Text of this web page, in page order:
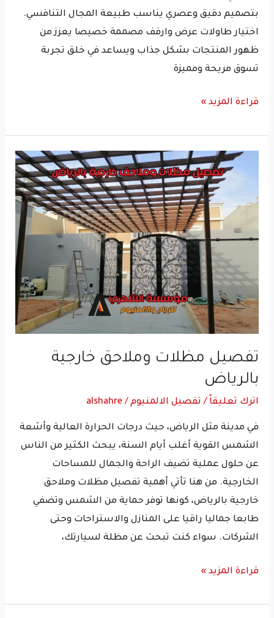
بتصميم دقيق وعصري يناسب طبيعة المجال التنافسي.
اختيار طاولات عرض وارفف مصممة خصيصا يعزز من
ظهور المنتجات بشكل جذاب ويساعد في خلق تجربة
تسوق مريحة ومميزة
قراءة المزيد »
تفصيل مظلات وملاحق خارجية
بالرياض
اترك تعليقاً / تفصيل الالمنيوم /
alshahre
في مدينة مثل الرياض، حيث درجات الحرارة العالية وأشعة
الشمس القوية أغلب أيام السنة، يبحث الكثير من الناس
عن حلول عملية تضيف الراحة والجمال للمساحات
الخارجية. من هنا تأتي أهمية تفصيل مظلات وملاحق
خارجية بالرياض، كونها توفر حماية من الشمس وتضفي
طابعا جماليا راقيا على المنازل والاستراحات وحتى
الشركات. سواء كنت تبحث عن مظلة لسيارتك،
تفصيل
وملاحق
خارجية
بالرياض
قراءة المزيد »